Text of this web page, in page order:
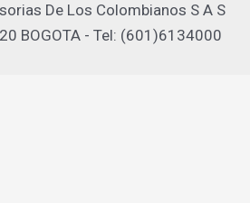
De Los Colombianos S A S
BOGOTA - Tel: (601)6134000